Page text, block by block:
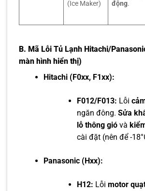
(Ice Maker)
động.
B. Mã Lỗi Tủ Lạnh Hitachi/
màn hình hiển thị)
Hitachi (F0xx, F1xx):
F012/F013: Lỗi
ngăn đông. Sửa
lỗ thông gióvà
cài đặt (nên để -
Panasonic (Hxx):
H12: Lỗi motor